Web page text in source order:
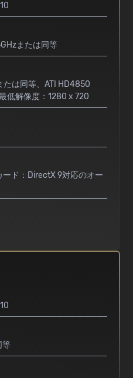
または同等
たは同等、ATI HD4850
低解像度：1280 x 720
ド：DirectX 9対応のオー
等